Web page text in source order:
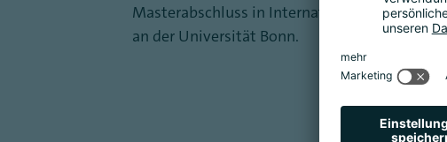
Masterabschluss in International
an der Universität Bonn.